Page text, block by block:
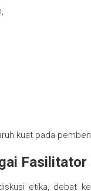
kuat pada
Fasilitator
etika, debat